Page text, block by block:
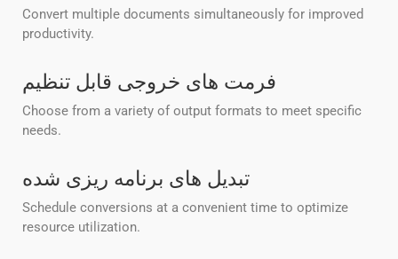
Convert multiple documents simultaneously for improved
productivity.
فرمت های خروجی قابل تنظیم
Choose from a variety of output formats to meet specific
needs.
تبدیل های برنامه ریزی شده
Schedule conversions at a convenient time to optimize
resource utilization.